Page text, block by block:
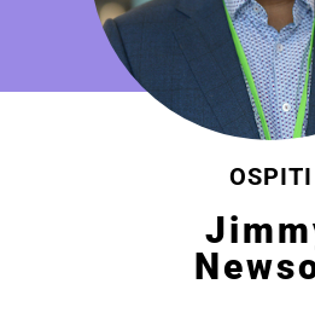
OSPITI